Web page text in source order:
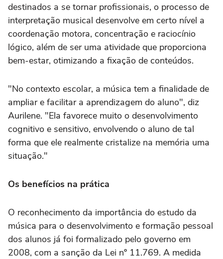
destinados a se tornar profissionais, o processo de
interpretação musical desenvolve em certo nível a
coordenação motora, concentração e raciocínio
lógico, além de ser uma atividade que proporciona
bem-estar, otimizando a fixação de conteúdos.
"No contexto escolar, a música tem a finalidade de
ampliar e facilitar a aprendizagem do aluno", diz
Aurilene. "Ela favorece muito o desenvolvimento
cognitivo e sensitivo, envolvendo o aluno de tal
forma que ele realmente cristalize na memória uma
situação."
Os benefícios na prática
O reconhecimento da importância do estudo da
música para o desenvolvimento e formação pessoal
dos alunos já foi formalizado pelo governo em
2008, com a sanção da Lei nº 11.769. A medida